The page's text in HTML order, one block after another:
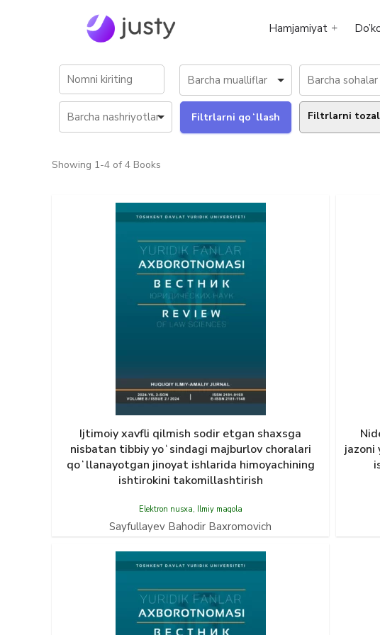
Hamjamiyat
Filtrlarni
Showing 1-4 of 4 Books
Ijtimoiy xavfli qilmish sodir etgan shaxsga
nisbatan tibbiy yoʻsindagi majburlov choralari
qoʻllanayotgan jinoyat ishlarida himoyachining
ishtirokini takomillashtirish
Elektron nusxa, Ilmiy maqola
Sayfullayev Bahodir Baxromovich
jazoni